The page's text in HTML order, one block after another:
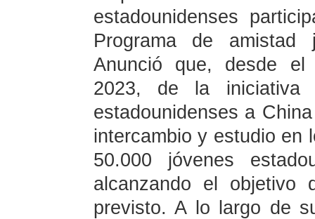
estadounidenses
Programa de amistad
Anunció que, desde el
2023, de la iniciativa
estadounidenses a
intercambio y estudio en
50.000 jóvenes
alcanzando el
previsto. A lo largo de